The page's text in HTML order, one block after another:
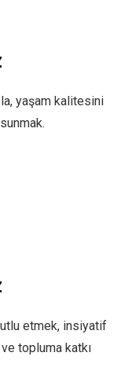
yaşam kalitesini
etmek, insiyatif
topluma katkı